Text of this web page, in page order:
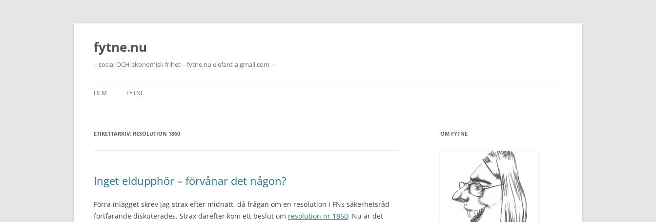
Hoppa
innehåll
fytne.nu
– social OCH ekonomisk frihet – fytne.nu elefant-a gmail.com –
HEM FYTNE
ETIKETTARKIV: RESOLUTION 1860
Inget eldupphör – förvånar det någon?
Förra inlägget skrev jag strax efter midnatt, då frågan om en resolution i FNs säkerhetsråd
fortfarande diskuterades. Strax därefter kom ett beslut om resolution nr 1860. Nu är det
OM FYTNE